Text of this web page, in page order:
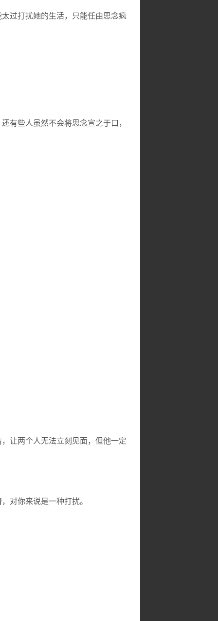
过打扰她的生活，只能任由思念疯
有些人虽然不会将思念宣之于口，
让两个人无法立刻见面，但他一定
对你来说是一种打扰。